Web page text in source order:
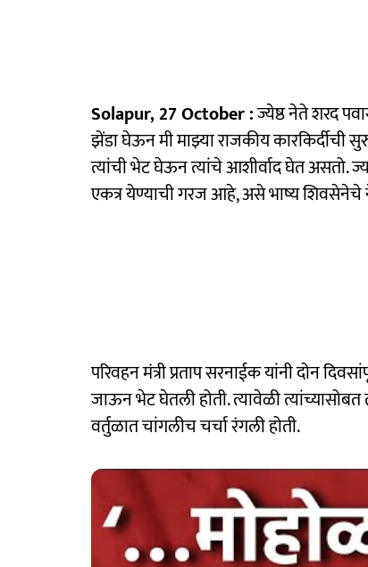
Solapur, 27 October :ज्येष्ठ नेते शरद
झेंडा घेऊन मी माझ्या राजकीय कारकिर्दीची
त्यांची भेट घेऊन त्यांचे आशीर्वाद घेत असतो.
एकत्र येण्याची गरज आहे, असे भाष्य शिवसेनेचे
परिवहन मंत्री प्रताप सरनाईक यांनी दोन
जाऊन भेट घेतली होती. त्यावेळी
वर्तुळात चांगलीच चर्चा रंगली होती.